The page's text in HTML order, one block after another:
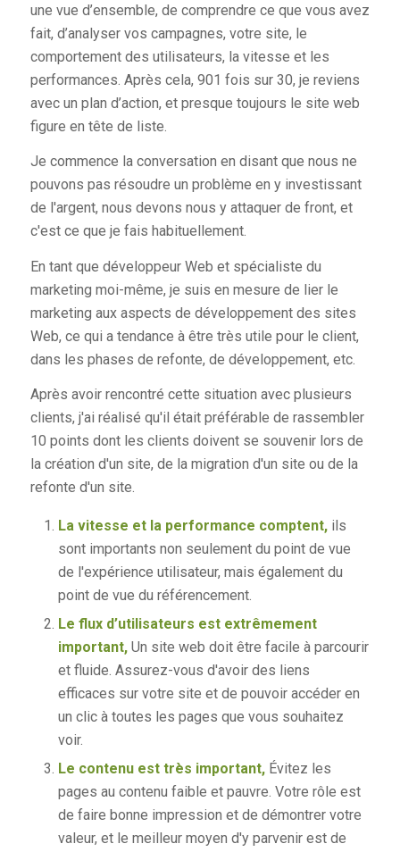
une vue d’ensemble, de comprendre ce que vous avez
fait, d’analyser vos campagnes, votre site, le
comportement des utilisateurs, la vitesse et les
performances. Après cela, 901 fois sur 30, je reviens
avec un plan d’action, et presque toujours le site web
figure en tête de liste.
Je commence la conversation en disant que nous ne
pouvons pas résoudre un problème en y investissant
de l'argent, nous devons nous y attaquer de front, et
c'est ce que je fais habituellement.
En tant que développeur Web et spécialiste du
marketing moi-même, je suis en mesure de lier le
marketing aux aspects de développement des sites
Web, ce qui a tendance à être très utile pour le client,
dans les phases de refonte, de développement, etc.
Après avoir rencontré cette situation avec plusieurs
clients, j'ai réalisé qu'il était préférable de rassembler
10 points dont les clients doivent se souvenir lors de
la création d'un site, de la migration d'un site ou de la
refonte d'un site.
La vitesse et la performance comptent,ils
sont importants non seulement du point de vue
de l'expérience utilisateur, mais également du
point de vue du référencement.
Le flux d’utilisateurs est extrêmement
important,Un site web doit être facile à parcourir
et fluide. Assurez-vous d'avoir des liens
efficaces sur votre site et de pouvoir accéder en
un clic à toutes les pages que vous souhaitez
voir.
Le contenu est très important, Évitez les
pages au contenu faible et pauvre. Votre rôle est
de faire bonne impression et de démontrer votre
valeur, et le meilleur moyen d'y parvenir est de